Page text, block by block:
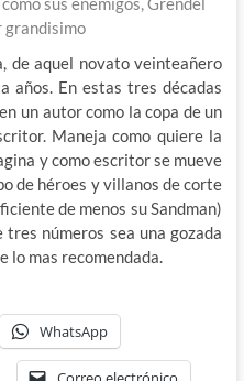
grandisimo
de aquel novato veinteañero
años. En estas tres décadas
un autor como la copa de un
Maneja como quiere la
y como escritor se mueve
de héroes y villanos de corte
de menos su Sandman)
números sea una gozada
lo mas recomendada.
WhatsApp